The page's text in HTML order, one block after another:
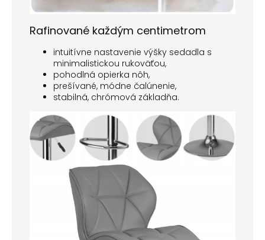
Rafinované každým centimetrom
intuitívne nastavenie výšky sedadla s
minimalistickou rukoväťou,
pohodlná opierka nôh,
prešívané, módne čalúnenie,
stabilná, chrómová základňa.